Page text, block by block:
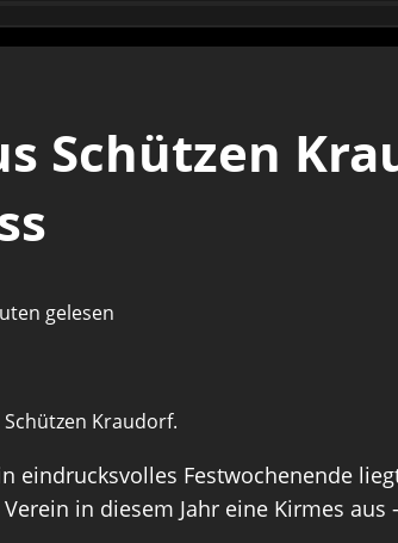
Schützen
gelesen
Kraudorf.
eindrucksvolles Festwochenende
in diesem Jahr eine Kirmes